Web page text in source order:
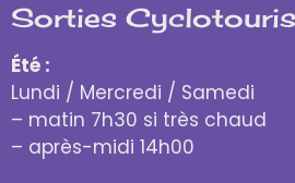
Sorties
Été :
Lundi / Mercredi / Samedi
– matin 7h30 si très chaud
– après-midi 14h00